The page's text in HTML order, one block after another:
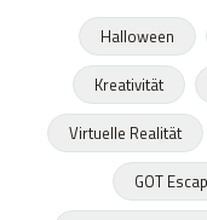
Halloween
Kreativität
Virtuelle Realität
GOT